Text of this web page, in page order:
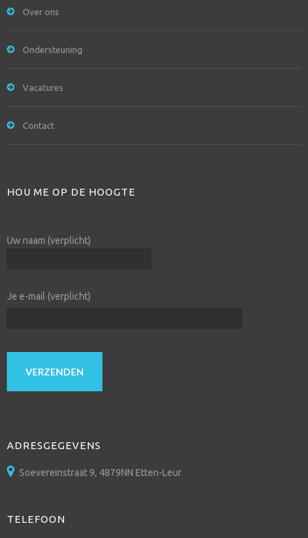
Over ons
Ondersteuning
Vacatures
Contact
HOU ME OP DE HOOGTE
Uw naam (verplicht)
Je e-mail (verplicht)
ADRESGEGEVENS
Soevereinstraat 9, 4879NN Etten-Leur
TELEFOON